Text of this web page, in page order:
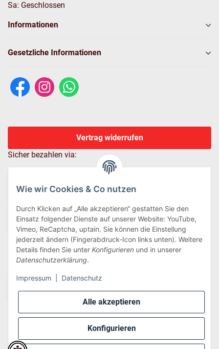
Alle akzeptieren
Konfigurieren
Wie wir Cookies & Co nutzen
Durch Klicken auf „Alle akzeptieren“ gestatten Sie den
Einsatz folgender Dienste auf unserer Website: YouTube,
Vimeo, ReCaptcha, uptain. Sie können die Einstellung
jederzeit ändern (Fingerabdruck-Icon links unten). Weitere
Details finden Sie unter Konfigurieren und in unserer
Datenschutzerklärung.
Impressum Datenschutz
Sa: Geschlossen
Informationen
Gesetzliche Informationen
Vertrag widerrufen
Sicher bezahlen via:
Wir versenden via:
* Alle Preise inkl. gesetzlicher USt., zzgl.Versand